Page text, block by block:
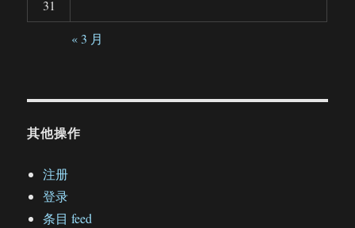
31
« 3 月
其他操作
注册
登录
条目 feed